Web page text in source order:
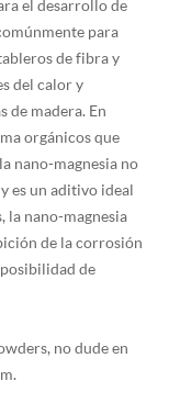
el desarrollo de
para
de fibra y
del calor y
de madera. En
orgánicos que
nano-magnesia no
es un aditivo ideal
la nano-magnesia
de la corrosión
de
no dude en